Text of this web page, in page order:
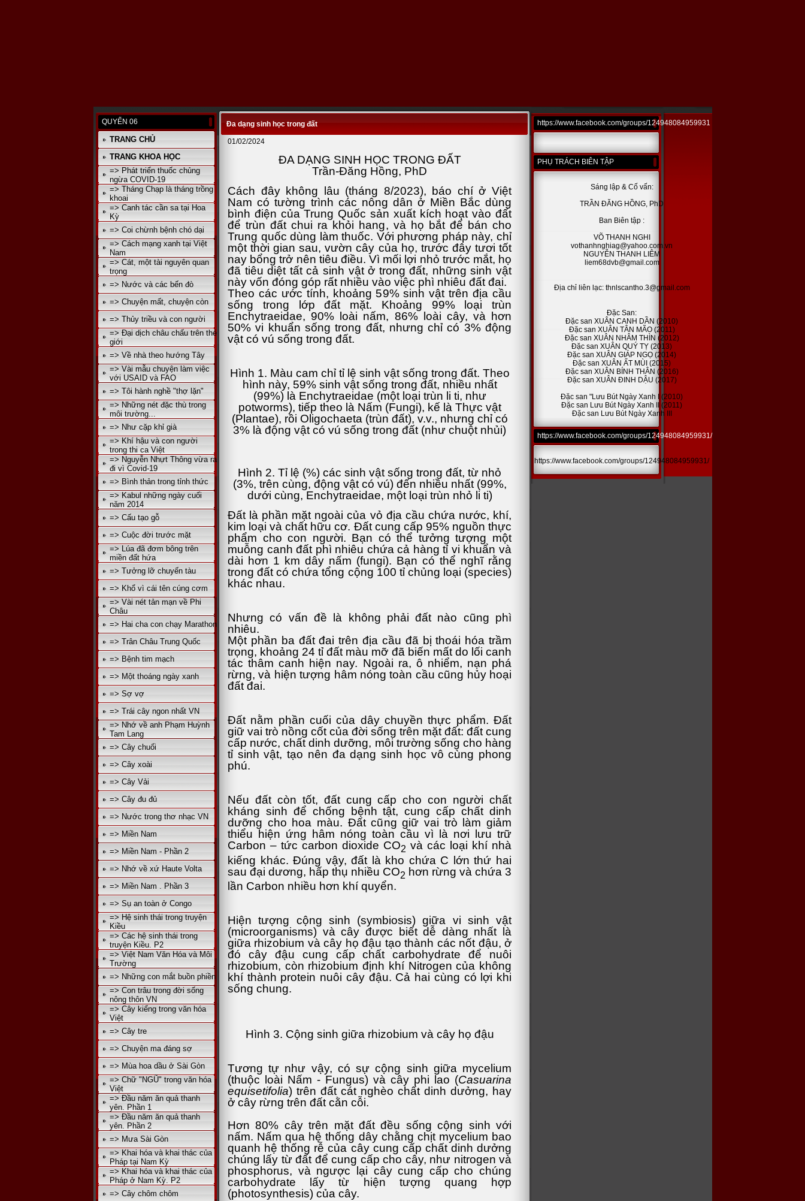
QUYỂN 06
TRANG CHỦ
TRANG KHOA HỌC
=> Phát triển thuốc chủng
ngừa COVID-19
=> Tháng Chạp là tháng trồng
khoai
=> Canh tác cần sa tại Hoa
Kỳ
=> Coi chừnh bệnh chó dại
=> Cách mạng xanh tại Việt
Nam
=> Cát, một tài nguyên quan
trọng
=> Nước và các bến đò
=> Chuyện mất, chuyện còn
=> Thủy triều và con người
=> Đại dịch châu chấu trên thé
giới
=> Về nhà theo hướng Tây
=> Vài mẫu chuyện làm việc
với USAID và FAO
=> Tôi hành nghề "thợ lặn"
=> Những nét đặc thù trong
môi trường...
=> Như cặp khỉ già
=> Khí hậu và con người
trong thi ca Việt
=> Nguyễn Nhựt Thông vừa ra
đi vì Covid-19
=> Bình thản trong tỉnh thức
=> Kabul những ngày cuối
năm 2014
=> Cấu tạo gỗ
=> Cuộc đời trước mặt
=> Lúa đã đơm bông trên
miền đất hứa
=> Tưởng lỡ chuyến tàu
=> Khổ vì cái tên cúng cơm
=> Vài nét tản mạn về Phi
Châu
=> Hai cha con chạy Marathon
=> Trân Châu Trung Quốc
=> Bệnh tim mạch
=> Một thoáng ngày xanh
=> Sợ vợ
=> Trái cây ngon nhất VN
=> Nhớ về anh Phạm Huỳnh
Tam Lang
=> Cây chuối
=> Cây xoài
=> Cây Vải
=> Cây đu đủ
=> Nước trong thơ nhạc VN
=> Miền Nam
=> Miền Nam - Phần 2
=> Nhớ về xứ Haute Volta
=> Miền Nam . Phần 3
=> Sụ an toàn ở Congo
=> Hệ sinh thái trong truyện
Kiều
=> Các hệ sinh thái trong
truyện Kiều. P2
=> Việt Nam Văn Hóa và Môi
Trường
=> Những con mắt buồn phiền
=> Con trâu trong đời sống
nông thôn VN
=> Cây kiểng trong văn hóa
Việt
=> Cây tre
=> Chuyện ma đáng sợ
=> Mùa hoa dầu ở Sài Gòn
=> Chữ "NGŨ" trong văn hóa
Việt
=> Đầu năm ăn quả thanh
yên. Phần 1
=> Đầu năm ăn quả thanh
yên. Phần 2
=> Mưa Sài Gòn
=> Khai hóa và khai thác của
Pháp tại Nam Kỳ
=> Khai hóa và khai thác của
Pháp ở Nam Kỳ. P2
=> Cây chôm chôm
Đa dạng sinh học trong đất
01/02/2024
ĐA DẠNG SINH HỌC TRONG ĐẤT
Trần-Đăng Hồng, PhD
Cách đây không lâu (tháng 8/2023), báo chí ở Việt
Nam có tường trình các nông dân ở Miền Bắc dùng
bình điện của Trung Quốc sản xuất kích hoạt vào đất
để trùn đất chui ra khỏi hang, và họ bắt để bán cho
Trung quốc dùng làm thuốc. Với phương pháp này, chỉ
một thời gian sau, vườn cây của họ, trước đây tươi tốt
nay bổng trở nên tiêu điều. Vì mối lợi nhỏ trước mắt, họ
đã tiêu diệt tất cả sinh vật ở trong đất, những sinh vật
này vốn đóng góp rất nhiều vào việc phì nhiêu đất đai.
Theo các ước tính, khoảng 59% sinh vật trên địa cầu
sống trong lớp đất mặt. Khoảng 99% loại trùn
Enchytraeidae, 90% loài nấm, 86% loài cây, và hơn
50% vi khuẩn sống trong đất, nhưng chỉ có 3% động
vật có vú sống trong đất.
Hình 1. Màu cam chỉ tỉ lệ sinh vật sống trong đất. Theo
hình này, 59% sinh vật sống trong đất, nhiều nhất
(99%) là Enchytraeidae (một loại trùn li ti, như
potworms), tiếp theo là Nấm (Fungi), kế là Thực vật
(Plantae), rồi Oligochaeta (trùn đất), v.v., nhưng chỉ có
3% là động vật có vú sống trong đất (như chuột nhủi)
Hình 2. Tỉ lệ (%) các sinh vật sống trong đất, từ nhỏ
(3%, trên cùng, động vật có vú) đến nhiều nhất (99%,
dưới cùng, Enchytraeidae, một loại trùn nhỏ li ti)
Đất là phần mặt ngoài của vỏ địa cầu chứa nước, khí,
kim loại và chất hữu cơ. Đất cung cấp 95% nguồn thực
phẩm cho con người. Bạn có thể tưởng tượng một
muỗng canh đất phì nhiêu chứa cả hàng tỉ vi khuẩn và
dài hơn 1 km dây nấm (fungi). Bạn có thể nghĩ rằng
trong đất có chứa tổng cộng 100 tỉ chủng loại (species)
khác nhau.
Nhưng có vấn đề là không phải đất nào cũng phì
nhiêu.
Một phần ba đất đai trên địa cầu đã bị thoái hóa trầm
trọng, khoảng 24 tỉ đất màu mỡ đã biến mất do lối canh
tác thâm canh hiện nay. Ngoài ra, ô nhiểm, nạn phá
rừng, và hiện tượng hâm nóng toàn cầu cũng hủy hoại
đất đai.
Đất nằm phần cuối của dây chuyền thực phẩm. Đất
giữ vai trò nồng cốt của đời sống trên mặt đất: đất cung
cấp nước, chất dinh dưỡng, môi trường sống cho hàng
tỉ sinh vật, tạo nên đa dạng sinh học vô cùng phong
phú.
Nếu đất còn tốt, đất cung cấp cho con người chất
kháng sinh để chống bệnh tật, cung cấp chất dinh
dưỡng cho hoa màu. Đất cũng giữ vai trò làm giảm
thiểu hiện ứng hâm nóng toàn cầu vì là nơi lưu trữ
Carbon – tức carbon dioxide CO2 và các loại khí nhà
kiếng khác. Đúng vậy, đất là kho chứa C lớn thứ hai
sau đại dương, hấp thụ nhiều CO2 hơn rừng và chứa 3
lần Carbon nhiều hơn khí quyển.
Hiện tượng cộng sinh (symbiosis) giữa vi sinh vật
(microorganisms) và cây được biết dễ dàng nhất là
giữa rhizobium và cây họ đậu tạo thành các nốt đậu, ở
đó cây đậu cung cấp chất carbohydrate để nuôi
rhizobium, còn rhizobium định khí Nitrogen của không
khí thành protein nuôi cây đậu. Cả hai cùng có lợi khi
sống chung.
Hình 3. Cộng sinh giữa rhizobium và cây họ đậu
Tương tự như vậy, có sự cộng sinh giữa mycelium
(thuộc loài Nấm - Fungus) và cây phi lao (Casuarina
equisetifolia) trên đất cát nghèo chất dinh dưởng, hay
ở cây rừng trên đất cằn cỗi.
Hơn 80% cây trên mặt đất đều sống cộng sinh với
nấm. Nấm qua hệ thống dây chằng chịt mycelium bao
quanh hệ thống rễ của cây cung cấp chất dinh dưởng
chúng lấy từ đất để cung cấp cho cây, như nitrogen và
phosphorus, và ngược lại cây cung cấp cho chúng
carbohydrate lấy từ hiện tượng quang hợp
(photosynthesis) của cây.
https://www.facebook.com/groups/124948084959931
PHỤ TRÁCH BIÊN TẬP
Sáng lập & Cố vấn:
TRẦN ĐĂNG HỒNG, PhD
Ban Biên tập :
VÕ THANH NGHI
vothanhnghiag@yahoo.com.vn
NGUYỄN THANH LIÊM
liem68dvb@gmail.com
Địa chỉ liên lạc: thnlscantho.3@gmail.com
Đặc San:
Đặc san XUÂN CANH DẦN (2010)
Đặc san XUÂN TÂN MÃO (2011)
Đặc san XUÂN NHÂM THÌN (2012)
Đặc san XUÂN QUÝ TỴ (2013)
Đặc san XUÂN GIÁP NGỌ (2014)
Đặc san XUÂN ẤT MÙI (2015)
Đặc san XUÂN BÍNH THÂN (2016)
Đặc san XUÂN ĐINH DẬU (2017)
Đặc san "Lưu Bút Ngày Xanh I (2010)
Đặc san Lưu Bút Ngày Xanh II (2011)
Đặc san Lưu Bút Ngày Xanh III
https://www.facebook.com/groups/124948084959931/
https://www.facebook.com/groups/124948084959931/